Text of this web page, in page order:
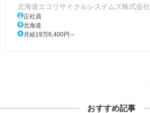
北海道エコリサイクルシステムズ株式会社
正社員
北海道
月給19万6,400円～
おすすめ記事